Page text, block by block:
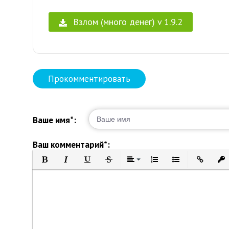
Взлом (много денег) v 1.9.2
Прокомментировать
Ваше имя*:
Ваш комментарий*:
Полужирный
КурсивПодчеркнутый
ЗачеркнутыйВыравнивание
Нумерованный список
Маркированный
Вставить